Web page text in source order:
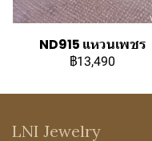
ND915 แหวนเพชร
฿13,490
LNI Jewelry